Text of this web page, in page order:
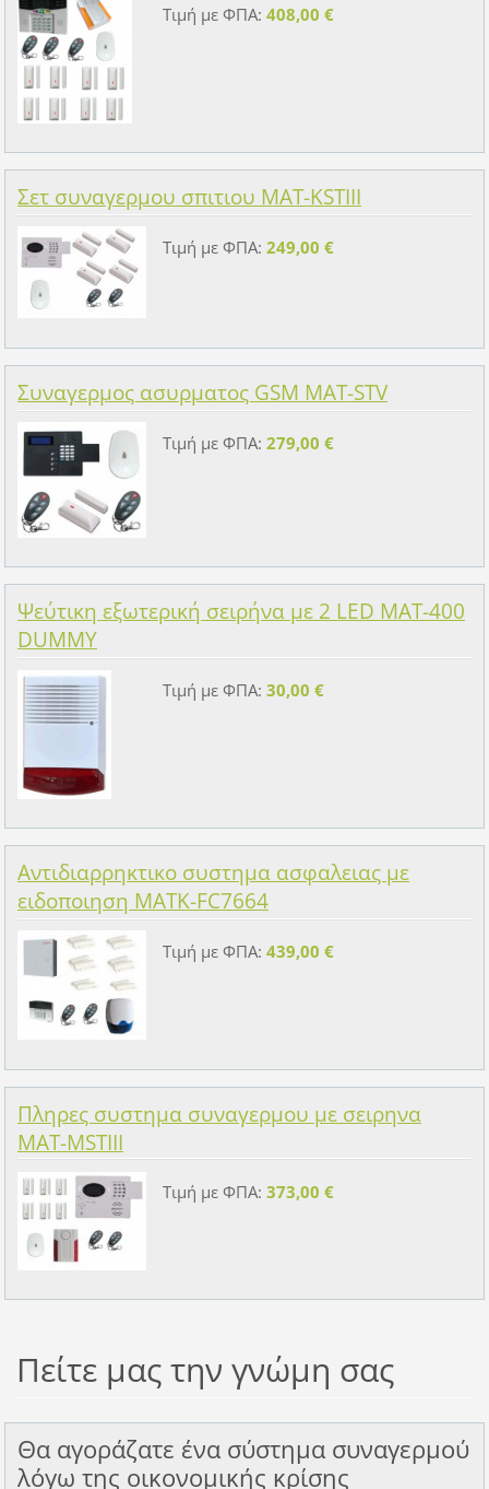
Τιμή με ΦΠΑ: 408,00 €
Σετ συναγερμου σπιτιου MAT-KSTIII
Τιμή με ΦΠΑ: 249,00 €
Συναγερμος ασυρματος GSM MAT-STV
Τιμή με ΦΠΑ: 279,00 €
Ψεύτικη εξωτερική σειρήνα με 2 LED MAT-400
DUMMY
Τιμή με ΦΠΑ: 30,00 €
Αντιδιαρρηκτικο συστημα ασφαλειας με
ειδοποιηση MATK-FC7664
Τιμή με ΦΠΑ: 439,00 €
Πληρες συστημα συναγερμου με σειρηνα
MAT-MSTIII
Τιμή με ΦΠΑ: 373,00 €
Πείτε μας την γνώμη σας
Θα αγοράζατε ένα σύστημα συναγερμού
λόγω της οικονομικής κρίσης